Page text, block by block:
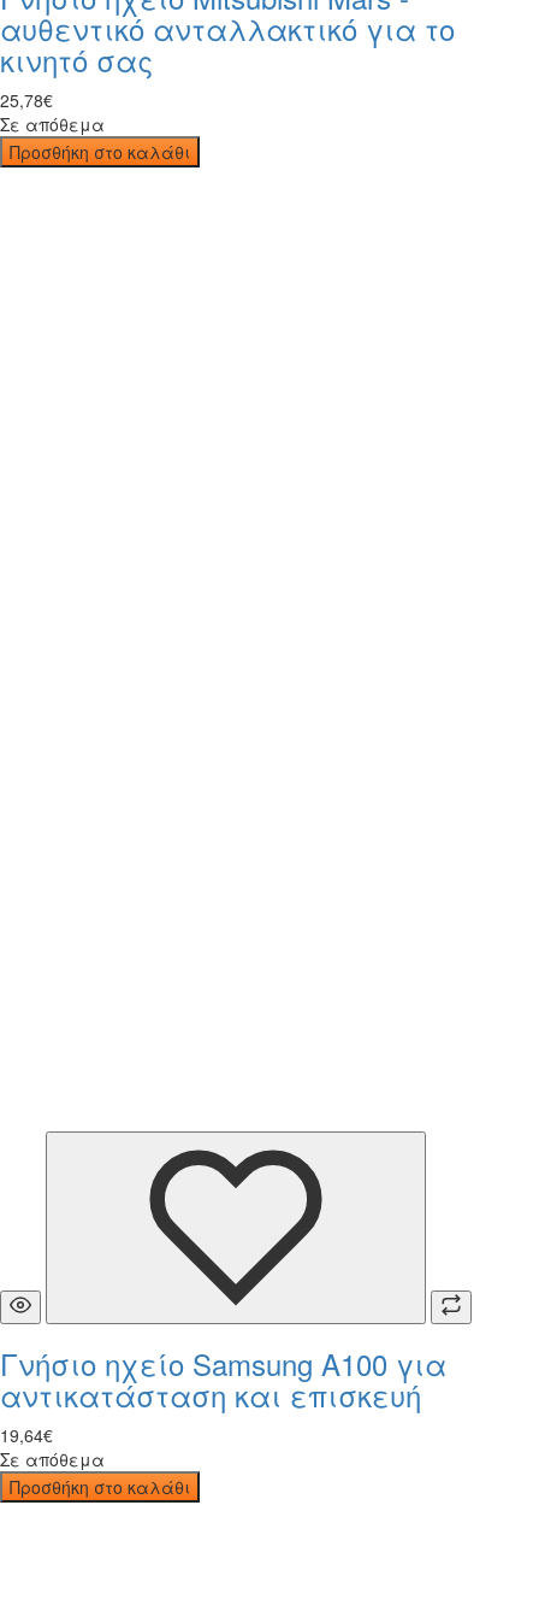
αυθεντικό ανταλλακτικό για το
κινητό σας
25,78€
Σε απόθεμα
Προσθήκη στο καλάθι
Γνήσιο ηχείο Samsung A100 για
αντικατάσταση και επισκευή
19,64€
Σε απόθεμα
Προσθήκη στο καλάθι